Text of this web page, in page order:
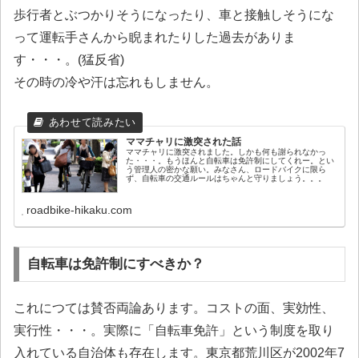
歩行者とぶつかりそうになったり、車と接触しそうにな
って運転手さんから睨まれたりした過去がありま
す・・・。(猛反省)
その時の冷や汗は忘れもしません。
ママチャリに激突された話
ママチャリに激突されました。しかも何も謝られなかっ
た・・・。もうほんと自転車は免許制にしてくれー。とい
う管理人の密かな願い。みなさん、ロードバイクに限ら
ず、自転車の交通ルールはちゃんと守りましょう。。。
roadbike-hikaku.com
自転車は免許制にすべきか？
これにつては賛否両論あります。コストの面、実効性、
実行性・・・。実際に「自転車免許」という制度を取り
入れている自治体も存在します。東京都荒川区が2002年7